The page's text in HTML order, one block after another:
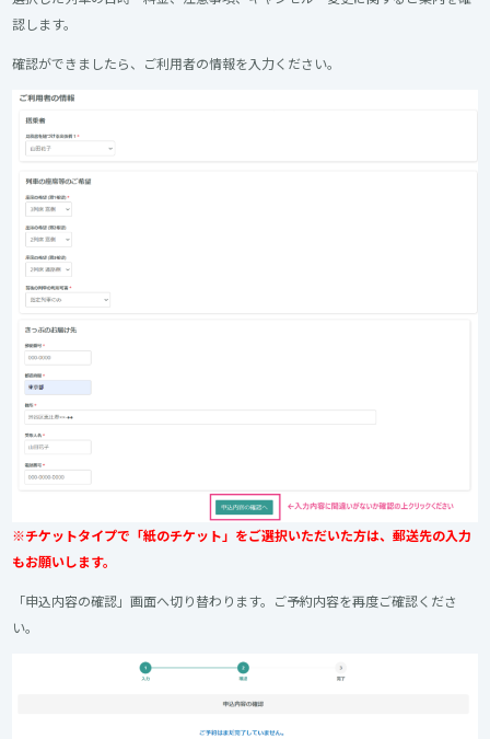
認します。
確認ができましたら、ご利用者の情報を入力ください。
※チケットタイプで「紙のチケット」をご選択いただいた方は、郵送先の入力
もお願いします。
「申込内容の確認」画面へ切り替わります。ご予約内容を再度ご確認くださ
い。